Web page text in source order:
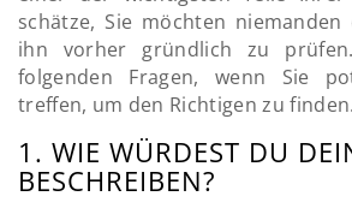
schätze, Sie möchten niemanden
ihn vorher gründlich zu
folgenden Fragen, wenn Sie
treffen, um den Richtigen zu finden.
1. WIE WÜRDEST DU
BESCHREIBEN?